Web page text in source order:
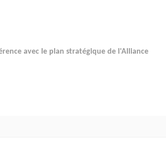
avec le plan stratégique de l'Alliance